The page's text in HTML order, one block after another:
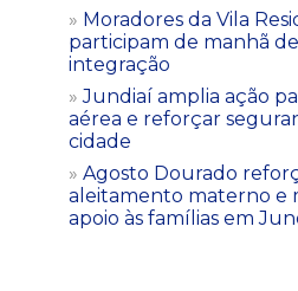
Moradores da Vila
participam de manhã
integração
Jundiaí amplia ação
aérea e reforçar
cidade
Agosto Dourado
aleitamento materno e
apoio às famílias em